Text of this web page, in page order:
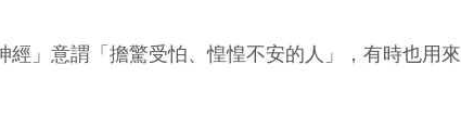
」意謂「擔驚受怕、惶惶不安的人」，有時也用來